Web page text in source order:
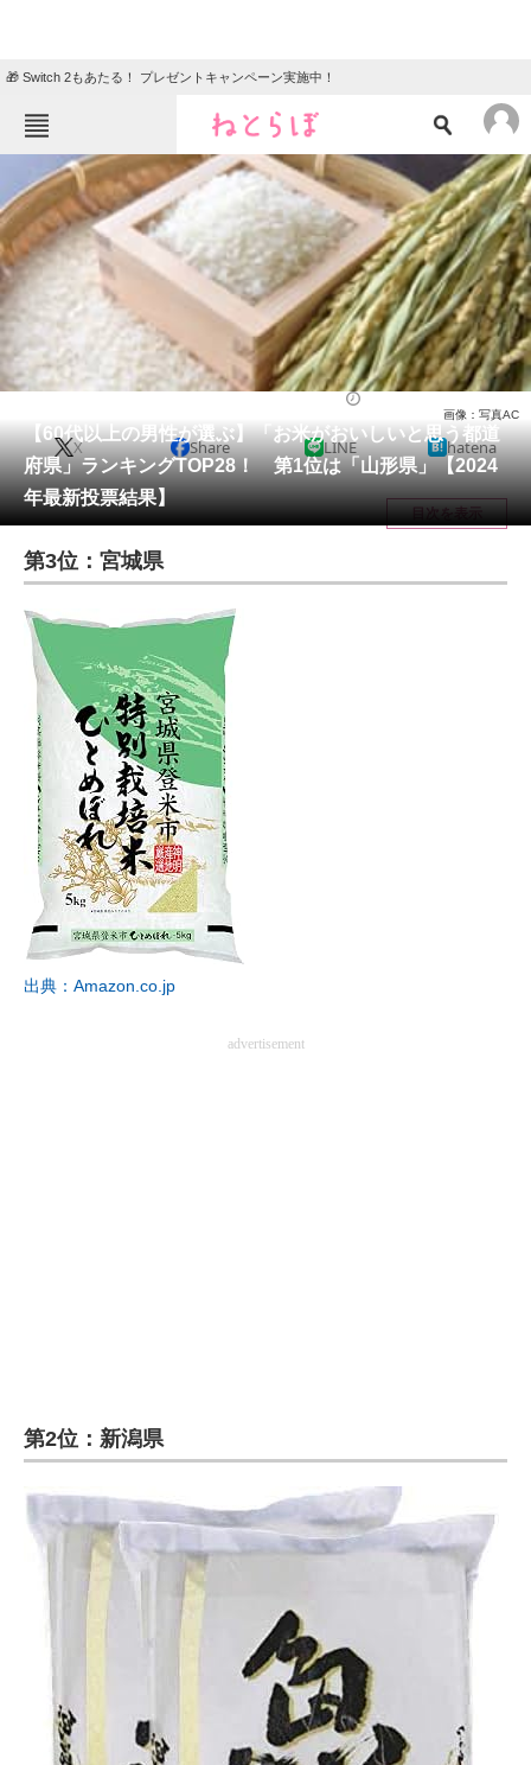
🎁 Switch 2もあたる！ プレゼントキャンペーン実施中！
ねとらぼメニュー
TOP ニュース
エンタメ クイズ
グルメ 地域
住まい 教育・育児
動物 リサーチ
会員記事
メディア
注目記事を集めた総合ページ
ITの今と未来を見通す
スマホと通信の最新トレンド
進化するPCとデバイスの未来
好きが集まる 比べて選べる
ビジネスと働き方のヒント
AI活用のいまが分かる
企業ITのトレンドを詳説
経営リーダーのコミュニティ
マーケ×ITの今がよく分かる
ITエンジニア向け専門サイト
建設×テクノロジーの最前線
ちょっと気になるネットの話題
【60代以上の男性が選ぶ】「お米がおいしいと思う都道
府県」ランキングTOP28！ 第1位は「山形県」【2024
年最新投票結果】
画像：写真AC
X Share LINE hatena
目次を表示
第3位：宮城県
出典：Amazon.co.jp
advertisement
第2位：新潟県